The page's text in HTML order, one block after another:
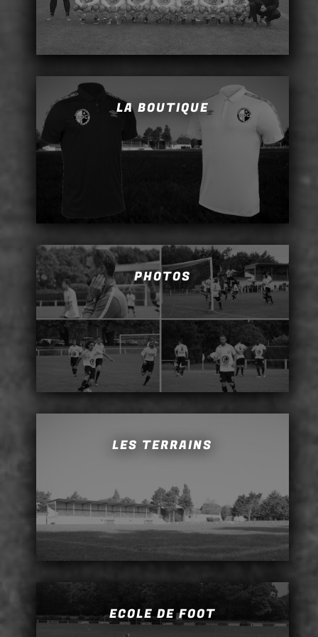
LA BOUTIQUE
PHOTOS
LES TERRAINS
ECOLE DE FOOT